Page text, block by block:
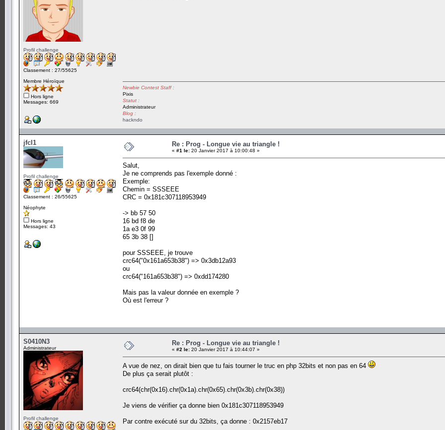
Profil challenge
Classement : 27/55625
Membre Héroïque
Hors ligne
Messages: 669
Newbie Contest Staff :
Pixis
Statut :
Administrateur
Blog :
hackndo
jfcl1
Profil challenge
Classement : 26/55625
Néophyte
Hors ligne
Messages: 43
Re : Prog - Longue vie au triangle !
« #1 le: 20 Janvier 2017 à 10:00:48 »
Salut,
Je ne comprends pas l'exemple donné :
Exemple:
Chemin = SSSEEE
CRC = 0x181c307118953949
-> bb 57 50
16 bd f8 de
1a e3 0f 99
65 3b 38 []
pour SSSEEE, je trouve
crc64("0x161a653b38") => 0x3db12a93
ou
crc64("161a653b38") => 0xdd174280
Mais pas la valeur donnée en exemple ?
Où est l'erreur ?
S0410N3
Administrateur
Profil challenge
Re : Prog - Longue vie au triangle !
« #2 le: 20 Janvier 2017 à 10:44:07 »
A vue de nez, on dirait bien que tu fais tourner le truc en php 32bits et non pas en 64
De plus ça serait plutôt :
crc64(chr(0x16).chr(0x1a).chr(0x65).chr(0x3b).chr(0x38))
Je viens de vérifier ça donne bien 0x181c307118953949
Par contre exécuté sur du 32bits, ça donne : 0x2157eb17